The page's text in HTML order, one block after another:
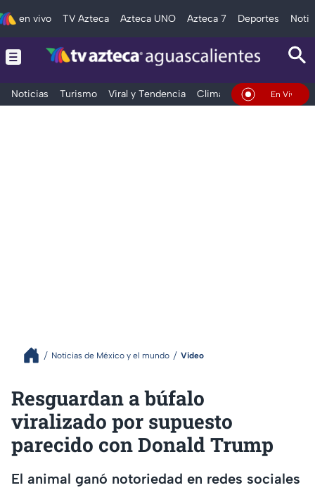
en vivo TV Azteca Azteca UNO Azteca 7 Deportes
Noticias Turismo Viral y Tendencia Clima DeportesEn Vivo
Noticias de México y el mundo Video
Resguardan a búfalo
viralizado por supuesto
parecido con Donald Trump
El animal ganó notoriedad en redes sociales